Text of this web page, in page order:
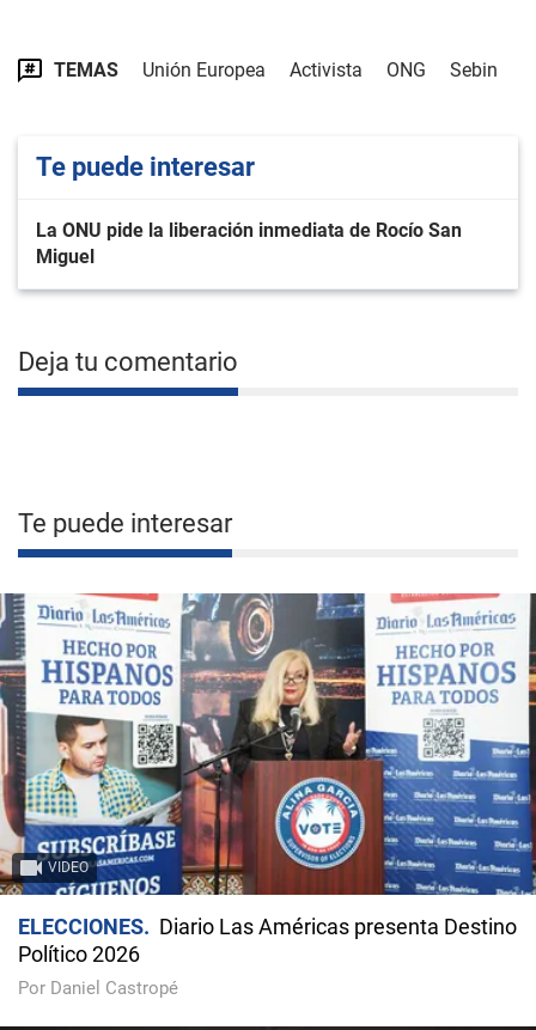
TEMAS Unión Europea Activista ONG Sebin
Te puede interesar
La ONU pide la liberación inmediata de Rocío San
Miguel
Deja tu comentario
Te puede interesar
VIDEO
ELECCIONES
Diario Las Américas presenta Destino
Político 2026
Por Daniel Castropé